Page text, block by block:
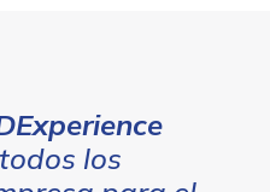
los